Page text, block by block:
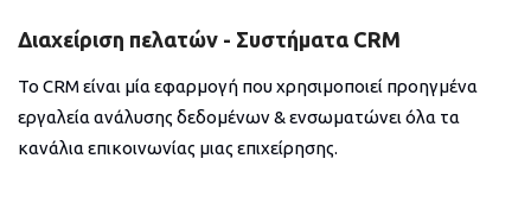
Διαχείριση πελατών - Συστήματα CRM
Το CRM είναι μία εφαρμογή που χρησιμοποιεί προηγμένα
εργαλεία ανάλυσης δεδομένων & ενσωματώνει όλα τα
κανάλια επικοινωνίας μιας επιχείρησης.